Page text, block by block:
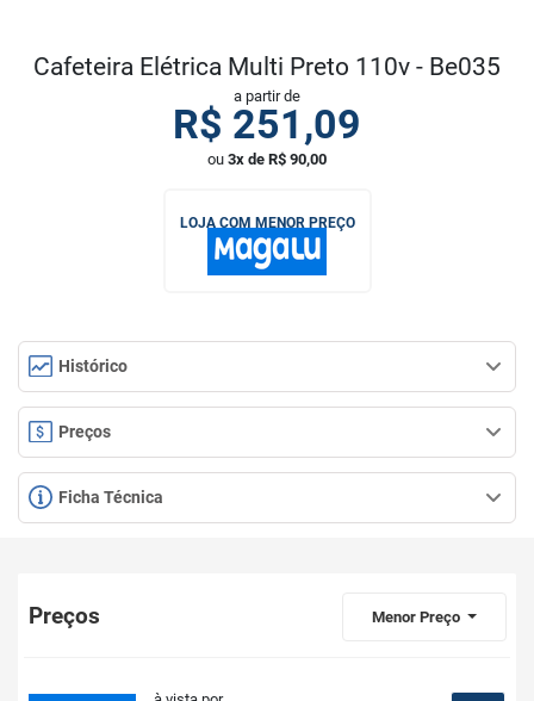
Cafeteira Elétrica Multi Preto 110v - Be035
a partir de
R$ 251,09
ou 3x de R$ 90,00
LOJA COM MENOR PREÇO
Histórico
Preços
Ficha Técnica
Preços Menor Preço